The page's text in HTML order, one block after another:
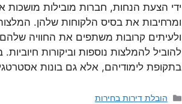
ידי הצעת הנחות, חברות מובילות מושכות
ומרחיבות את בסיס הלקוחות שלהן.
ולעיתים קרובות משתפים את החוויה שלהם
להוביל להמלצות נוספות וביקורות
בתקופת לימודיהם, אלא גם בונות
קטגוריות
הובלת דירות בחירות